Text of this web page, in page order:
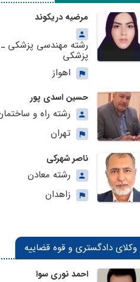
مرضیه دریکوند
رشته مهندسی پزشکی ـ
پزشکی
اهواز
حسین اسدی پور
رشته راه و
تهران
ناصر شهرکی
رشته معادن
زاهدان
وکلای دادگستری و قوه قضاییه
احمد نوری سوا